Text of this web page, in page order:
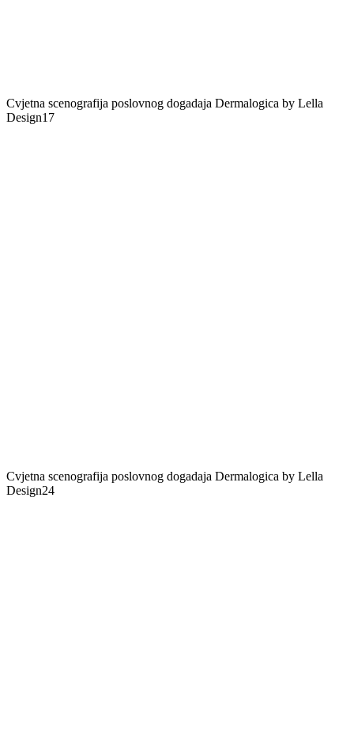
Cvjetna scenografija poslovnog dogadaja Dermalogica by Lella
Design17
Cvjetna scenografija poslovnog dogadaja Dermalogica by Lella
Design24